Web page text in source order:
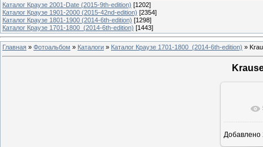
Каталог Краузе 2001-Date (2015-9th-edition) [1202]
Каталог Краузе 1901-2000 (2015-42nd-edition) [2354]
Каталог Краузе 1801-1900 (2014-6th-edition) [1298]
Каталог Краузе 1701-1800_(2014-6th-edition) [1443]
Главная » Фотоальбом » Каталоги » Каталог Краузе 1701-1800_(2014-6th-edition) »
Добавлено